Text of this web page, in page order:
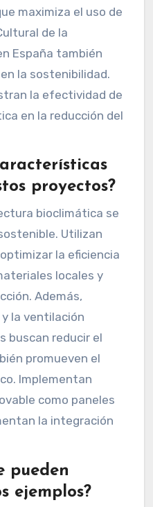
maximiza el uso de
de la
España también
la sostenibilidad.
la efectividad de
en la reducción del
proyectos?
bioclimática se
Utilizan
la eficiencia
locales y
Además,
la ventilación
buscan reducir el
promueven el
Implementan
como paneles
la integración
pueden
ejemplos?